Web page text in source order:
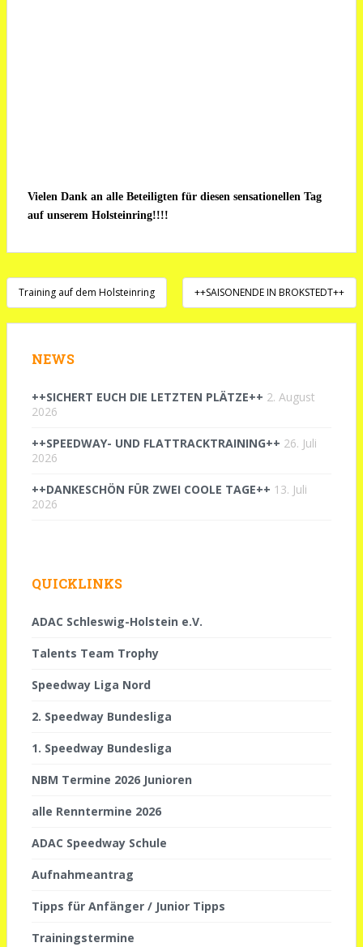
Vielen Dank an alle Beteiligten für diesen sensationellen Tag
auf unserem Holsteinring!!!!
Beitragsnavigation
Training auf dem Holsteinring ++SAISONENDE IN BROKSTEDT++
NEWS
++SICHERT EUCH DIE LETZTEN PLÄTZE++ 2. August
2026
++SPEEDWAY- UND FLATTRACKTRAINING++ 26. Juli
2026
++DANKESCHÖN FÜR ZWEI COOLE TAGE++ 13. Juli
2026
QUICKLINKS
ADAC Schleswig-Holstein e.V.
Talents Team Trophy
Speedway Liga Nord
2. Speedway Bundesliga
1. Speedway Bundesliga
NBM Termine 2026 Junioren
alle Renntermine 2026
ADAC Speedway Schule
Aufnahmeantrag
Tipps für Anfänger / Junior Tipps
Trainingstermine